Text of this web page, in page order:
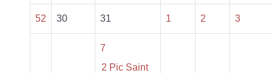
52 30 31 1 2 3
7
2 Pic Saint